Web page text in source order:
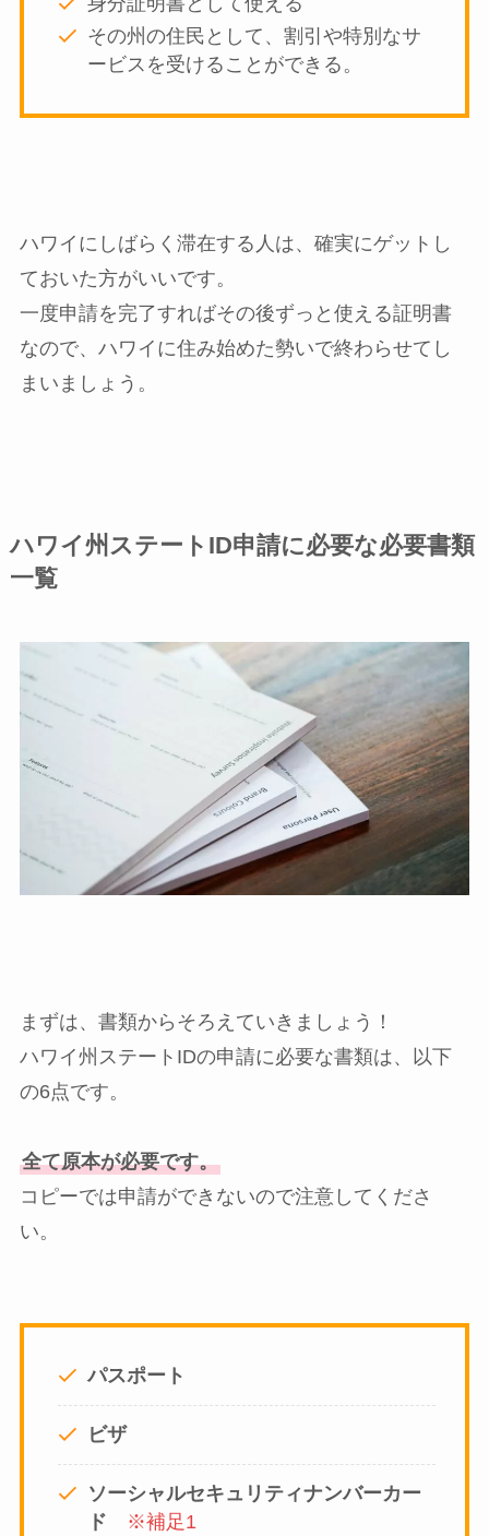
その州の住民として、割引や特別なサ
ービスを受けることができる。
ハワイにしばらく滞在する人は、確実にゲットし
ておいた方がいいです。
一度申請を完了すればその後ずっと使える証明書
なので、ハワイに住み始めた勢いで終わらせてし
まいましょう。
ハワイ州ステートID申請に必要な必要書類
一覧
まずは、書類からそろえていきましょう！
ハワイ州ステートIDの申請に必要な書類は、以下
の6点です。
全て原本が必要です。
コピーでは申請ができないので注意してくださ
い。
パスポート
ビザ
ソーシャルセキュリティナンバーカー
ド
※補足1